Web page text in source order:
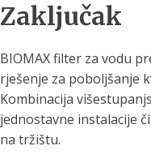
Zaključak
BIOMAX filter za vodu
rješenje za poboljšanje
Kombinacija
jednostavne instalacije
na tržištu.